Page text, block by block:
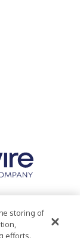
Statement
storing of
efforts.